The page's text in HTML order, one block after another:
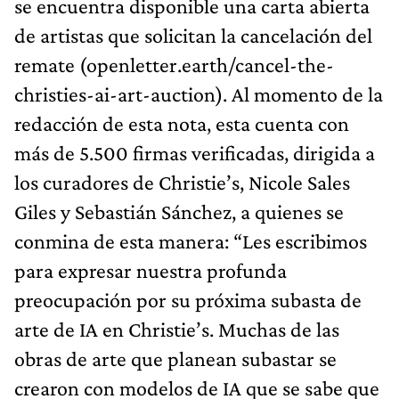
de artistas que solicitan la cancelación del
remate (openletter.earth/cancel-the-
christies-ai-art-auction). Al momento de la
redacción de esta nota, esta cuenta con
más de 5.500 firmas verificadas, dirigida a
los curadores de Christie’s, Nicole Sales
Giles y Sebastián Sánchez, a quienes se
conmina de esta manera: “Les escribimos
para expresar nuestra profunda
preocupación por su próxima subasta de
arte de IA en Christie’s. Muchas de las
obras de arte que planean subastar se
crearon con modelos de IA que se sabe que